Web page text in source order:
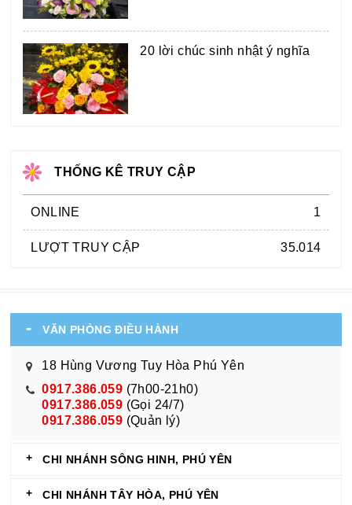
20 lời chúc sinh nhật ý nghĩa
THỐNG KÊ TRUY CẬP
ONLINE 1
LƯỢT TRUY CẬP 35.014
VĂN PHÒNG ĐIỀU HÀNH
18 Hùng Vương Tuy Hòa Phú Yên
0917.386.059 (7h00-21h0)
0917.386.059 (Gọi 24/7)
0917.386.059 (Quản lý)
CHI NHÁNH SÔNG HINH, PHÚ YÊN
CHI NHÁNH TÂY HÒA, PHÚ YÊN